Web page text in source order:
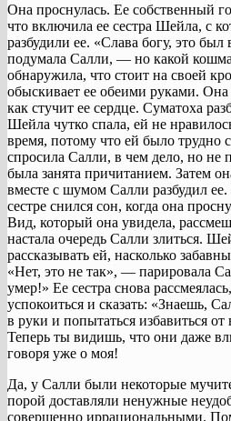
Она проснулась. Ее собственный
что включила ее сестра Шейла, с
разбудили ее. «Слава богу, это
подумала Салли, — но какой
обнаружила, что стоит на своей
обыскивает ее обеими руками. Она
как стучит ее сердце. Суматоха
Шейла чутко спала, ей не
время, потому что ей было трудно
спросила Салли, в чем дело, но не
была занята причитанием. Затем
вместе с шумом Салли разбудил ее.
сестре снился сон, когда она
Вид, который она увидела,
настала очередь Салли злиться.
рассказывать ей, насколько
«Нет, это не так», — парировала
умер!» Ее сестра снова
успокоиться и сказать: «Знаешь,
в руки и попытаться избавиться от
Теперь ты видишь, что они даже
говоря уже о моя!
Да, у Салли были некоторые
порой доставляли ненужные
совершенно иррациональными.